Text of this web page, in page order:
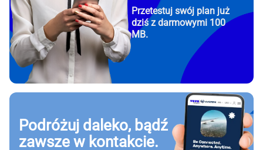
Przetestuj swój plan już
dziś z darmowymi 100
MB.
Podróżuj daleko, bądź
zawsze w kontakcie.